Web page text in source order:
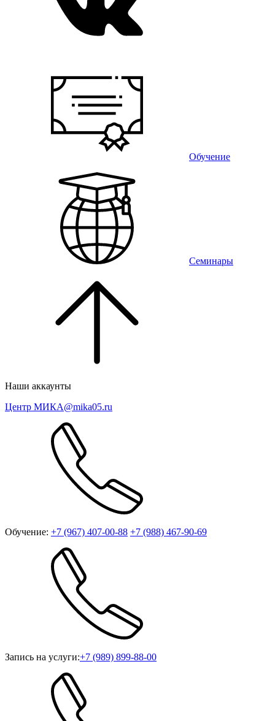
Обучение
Семинары
Наши аккаунты
Центр МИКА@mika05.ru
Обучение: +7 (967) 407-00-88 +7 (988) 467-90-69
Запись на услуги:+7 (989) 899-88-00